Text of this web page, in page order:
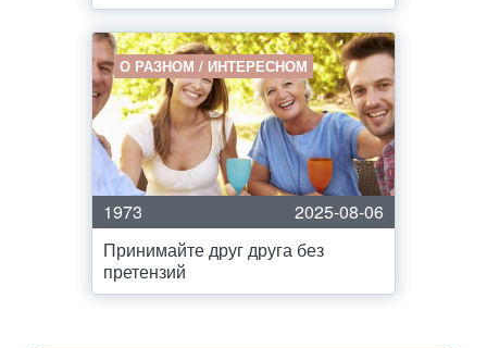
О РАЗНОМ / ИНТЕРЕСНОМ
1973
2025-08-06
Принимайте друг друга без
претензий